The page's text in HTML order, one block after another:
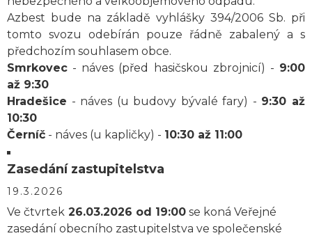
Azbest bude na základě vyhlášky 394/2006 Sb. při
tomto svozu odebírán pouze řádně zabalený a s
předchozím souhlasem obce.
Smrkovec - náves (před hasičskou zbrojnicí) - 9:00
až 9:30
Hradešice - náves (u budovy bývalé fary) - 9:30 až
10:30
Černíč - náves (u kapličky) - 10:30 až 11:00
Zasedání zastupitelstva
19.3.2026
Ve čtvrtek 26.03.2026 od 19:00 se koná Veřejné
zasedání obecního zastupitelstva ve společenské